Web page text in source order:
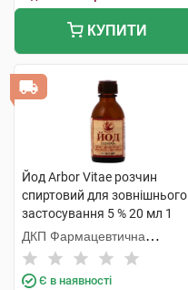
КУПИТИ
Йод Arbor Vitae розчин
спиртовий для зовнішнього
застосування 5 % 20 мл 1
флакон
ДКП Фармацевтична
фабрика
Є в наявності